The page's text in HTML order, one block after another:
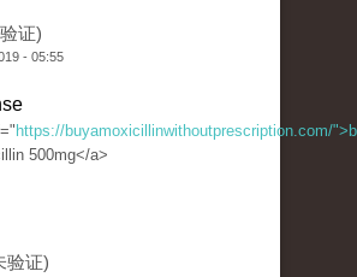
证)
- 05:55
https://buyamoxicillinwithoutprescription.com/
500mg</a>
验证)